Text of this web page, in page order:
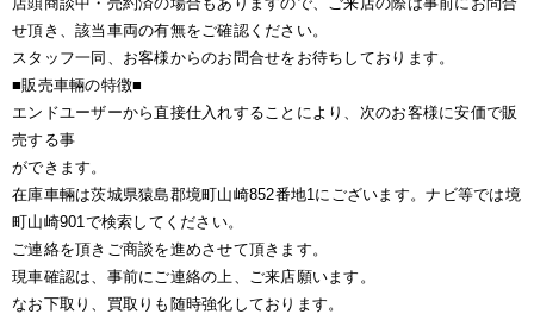
せ頂き、該当車両の有無をご確認ください。
スタッフ一同、お客様からのお問合せをお待ちしております。
■販売車輛の特徴■
エンドユーザーから直接仕入れすることにより、次のお客様に安価で販
売する事
ができます。
在庫車輛は茨城県猿島郡境町山崎852番地1にございます。ナビ等では境
町山崎901で検索してください。
ご連絡を頂きご商談を進めさせて頂きます。
現車確認は、事前にご連絡の上、ご来店願います。
なお下取り、買取りも随時強化しております。